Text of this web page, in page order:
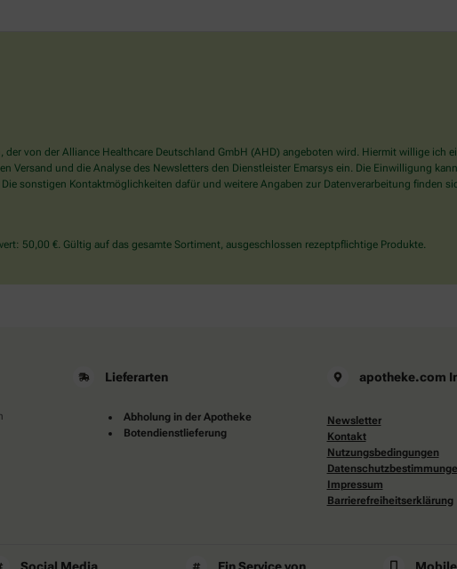
von der Alliance Healthcare Deutschland GmbH (AHD) angeboten wird. Hiermit willige ich
Versand und die Analyse des Newsletters den Dienstleister Emarsys ein. Die Einwilligung
sonstigen Kontaktmöglichkeiten dafür und weitere Angaben zur Datenverarbeitung finden
50,00 €. Gültig auf das gesamte Sortiment, ausgeschlossen rezeptpflichtige Produkte.
Lieferarten
Abholung in der Apotheke
Botendienstlieferung
apotheke.com
Newsletter
Kontakt
Nutzungsbedingungen
Impressum
Barrierefreiheitserklärung